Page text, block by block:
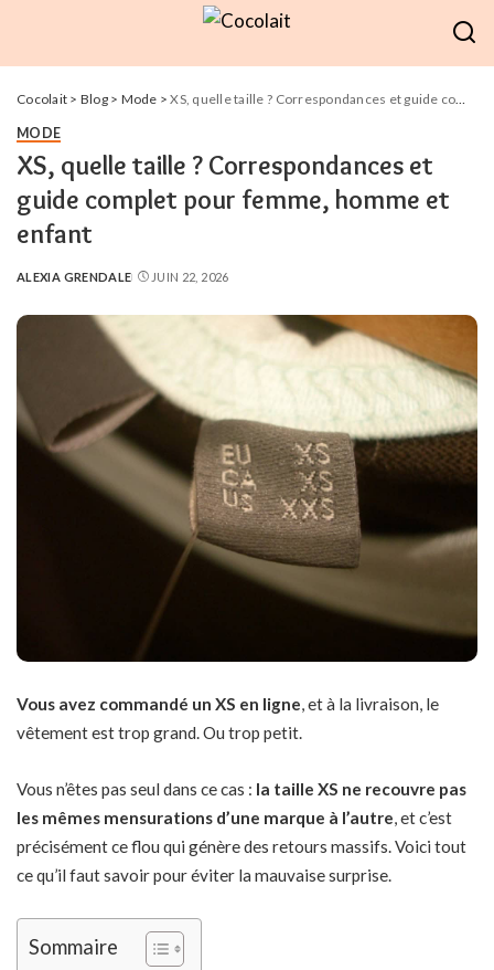
Cocolait > Blog> Mode >XS, quelle taille ? Correspondances et guide complet pour femme, homme et enfant
MODE
XS, quelle taille ? Correspondances et
guide complet pour femme, homme et
enfant
POSTED
ALEXIA GRENDALE JUIN 22, 2026
Vous avez commandé un XS en ligne , et à la livraison, le
vêtement est trop grand. Ou trop petit.
Vous n’êtes pas seul dans ce cas : la taille XS ne recouvre pas
les mêmes mensurations d’une marque à l’autre, et c’est
précisément ce flou qui génère des retours massifs. Voici tout
ce qu’il faut savoir pour éviter la mauvaise surprise.
Sommaire